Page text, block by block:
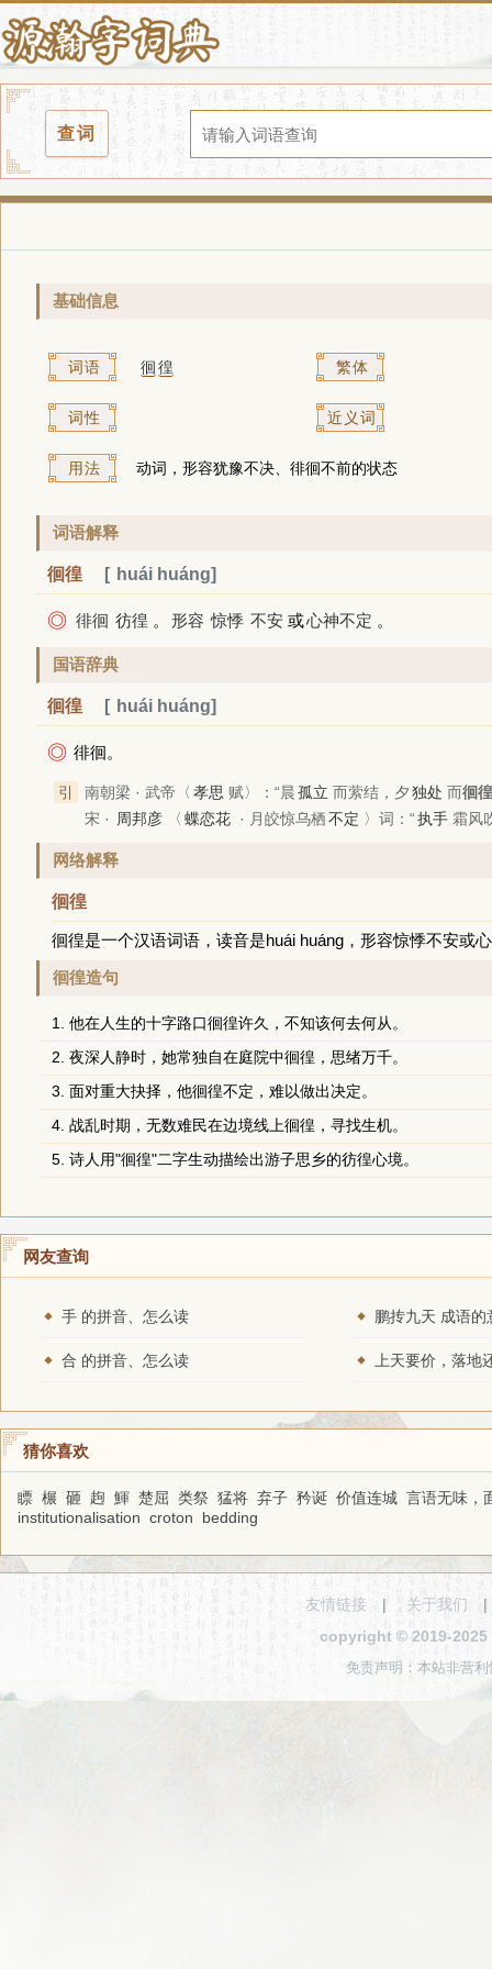
查词
基础信息
词语 徊徨 繁体
词性 近义词
用法 动词，形容犹豫不决、徘徊不前的状态
词语解释
徊徨 huái huáng
◎ 徘徊 彷徨 。 形容 惊悸 不安 或心神不定 。
国语辞典
徊徨 huái huáng
◎ 徘徊。
引 南朝梁 · 武帝〈 孝思 赋〉：“晨孤立 而萦结，夕独处 而徊徨
宋 ·
周邦彦 〈 蝶恋花 · 月皎惊乌栖不定 〉词：“执手 霜风
网络解释
徊徨
徊徨是一个汉语词语，读音是huái huáng，形容惊悸不安或
徊徨造句
1. 他在人生的十字路口徊徨许久，不知该何去何从。
2. 夜深人静时，她常独自在庭院中徊徨，思绪万千。
3. 面对重大抉择，他徊徨不定，难以做出决定。
4. 战乱时期，无数难民在边境线上徊徨，寻找生机。
5. 诗人用"徊徨"二字生动描绘出游子思乡的彷徨心境。
网友查询
手 的拼音、怎么读 鹏抟九天 成语的
合 的拼音、怎么读
猜你喜欢
瞟 榐 砸 䞤 鯶 楚屈 类祭 猛将 弃子 矜诞 价值连城 言语无味，
institutionalisation croton bedding
友情链接 | 关于我们
copyright © 2019-2025
免责声明：本站非营